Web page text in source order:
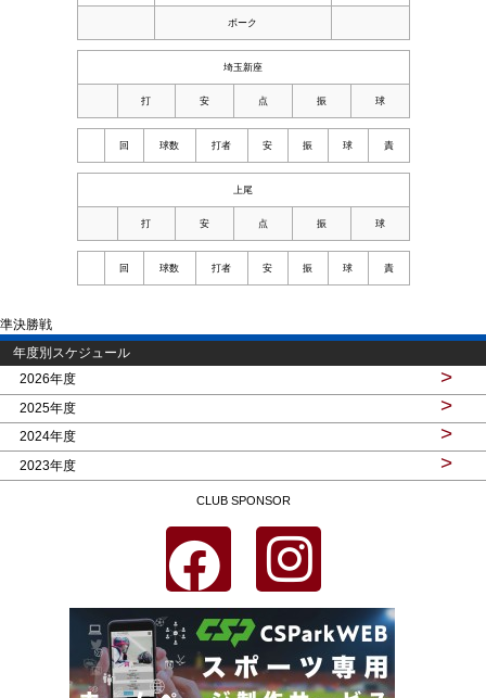
ボーク
埼玉新座
打 安 点 振 球
回 球数 打者 安 振 球 責
上尾
打 安 点 振 球
回 球数 打者 安 振 球 責
準決勝戦
年度別スケジュール
2026年度
>
2025年度 >
2024年度 >
2023年度 >
CLUB SPONSOR